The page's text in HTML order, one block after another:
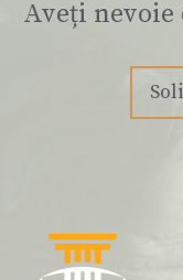
Aveți nevoie